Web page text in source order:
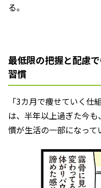
る。
最低限の把握と配慮
習慣
「3カ月で痩せていく
は、半年以上過ぎた今
慣が生活の一部になって